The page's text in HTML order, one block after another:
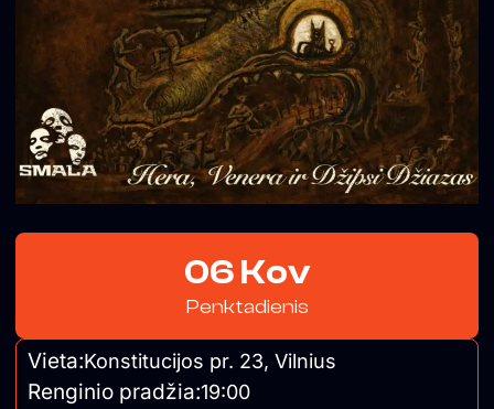
06 Kov
Penktadienis
Vieta:Konstitucijos pr. 23, Vilnius
Renginio pradžia:19:00